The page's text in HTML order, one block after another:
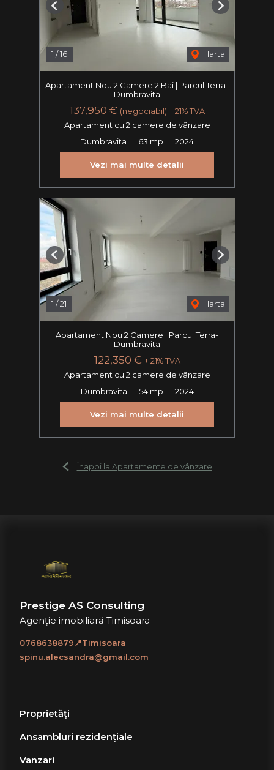
1 /16 Harta
Previous Next
Apartament Nou 2 Camere 2 Bai | Parcul Terra-
Dumbravita
137,950 € (negociabil) + 21% TVA
Apartament cu 2 camere de vânzare
Dumbravita
63 mp 2024
Vezi mai multe detalii
1 /21 Harta
Previous Next
Apartament Nou 2 Camere | Parcul Terra-
Dumbravita
122,350 € + 21% TVA
Apartament cu 2 camere de vânzare
Dumbravita
54 mp 2024
Vezi mai multe detalii
Înapoi la Apartamente de vânzare
Prestige AS Consulting
Agenție imobiliară Timisoara
0768638879📍Timisoara
spinu.alecsandra@gmail.com
Proprietăți
Ansambluri rezidențiale
Vanzari